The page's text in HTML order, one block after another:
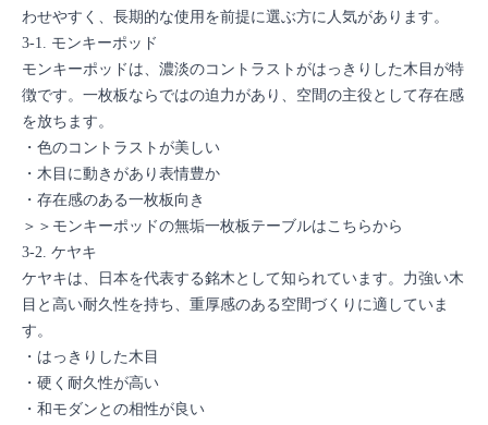
わせやすく、長期的な使用を前提に選ぶ方に人気があります。
3-1. モンキーポッド
モンキーポッドは、濃淡のコントラストがはっきりした木目が特
徴です。一枚板ならではの迫力があり、空間の主役として存在感
を放ちます。
・色のコントラストが美しい
・木目に動きがあり表情豊か
・存在感のある一枚板向き
＞＞モンキーポッドの無垢一枚板テーブルはこちらから
3-2. ケヤキ
ケヤキは、日本を代表する銘木として知られています。力強い木
目と高い耐久性を持ち、重厚感のある空間づくりに適していま
す。
・はっきりした木目
・硬く耐久性が高い
・和モダンとの相性が良い